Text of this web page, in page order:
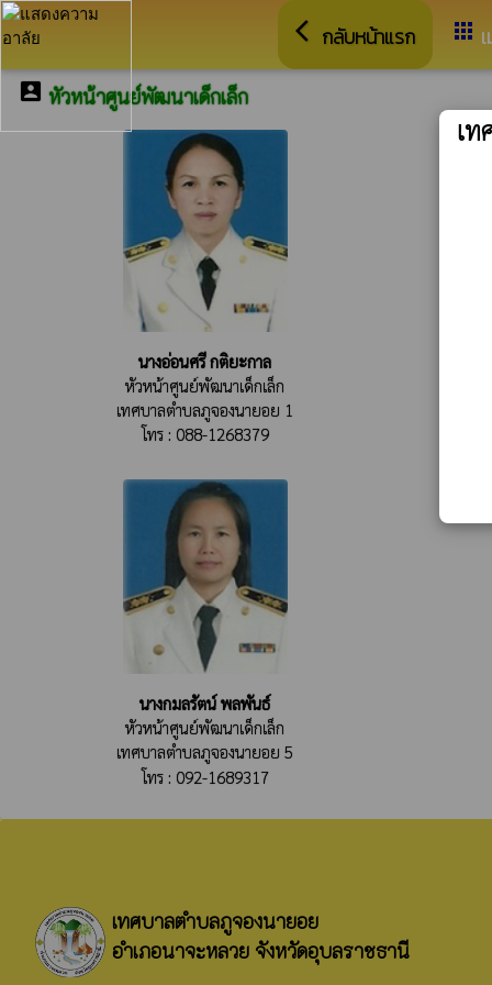
arrow_back_ios กลับหน้าแรก apps
account_box หัวหน้าศูนย์พัฒนาเด็กเล็ก
นางอ่อนศรี กติยะกาล
หัวหน้าศูนย์พัฒนาเด็กเล็ก
เทศบาลตำบลภูจองนายอย 1
โทร : 088-1268379
นางกมลรัตน์ พลพันธ์
หัวหน้าศูนย์พัฒนาเด็กเล็ก
เทศบาลตำบลภูจองนายอย 5
โทร : 092-1689317
เทศบาลตำบลภูจองนายอย
อำเภอนาจะหลวย จังหวัดอุบลราชธานี
เ